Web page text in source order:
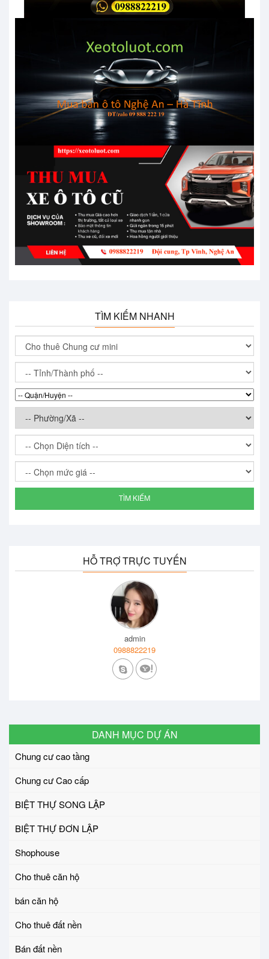
TÌM KIẾM NHANH
TÌM KIẾM
HỖ TRỢ TRỰC TUYẾN
admin
0988822219
DANH MỤC DỰ ÁN
Chung cư cao tầng
Chung cư Cao cấp
BIỆT THỰ SONG LẬP
BIỆT THỰ ĐƠN LẬP
Shophouse
Cho thuê căn hộ
bán căn hộ
Cho thuê đất nền
Bán đất nền